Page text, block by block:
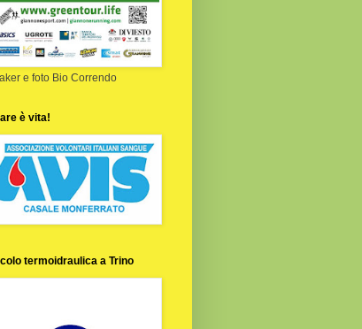
e foto Bio Correndo
è vita!
termoidraulica a Trino